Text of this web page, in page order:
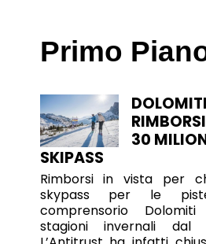
Primo
30
SKIPASS
Rimborsi in vista per
skypass per le
comprensorio
stagioni invernali dal